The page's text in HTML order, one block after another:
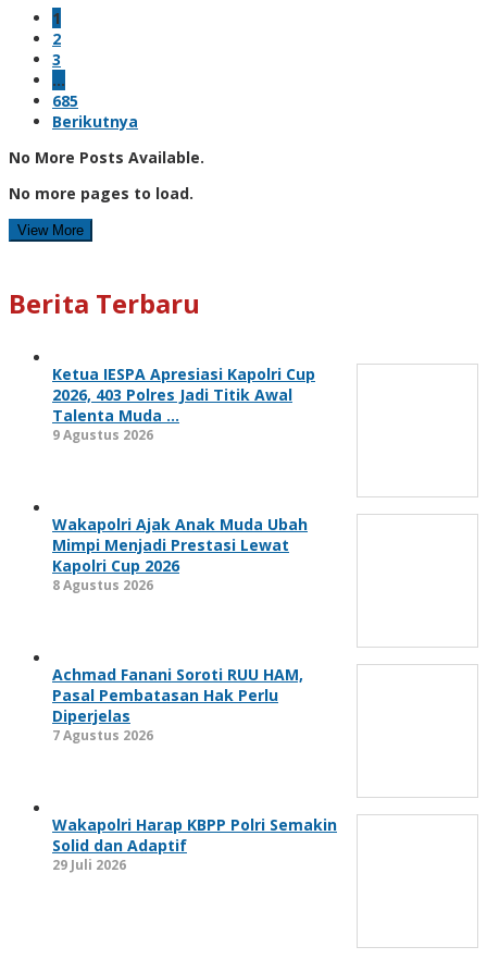
1
2
3
…
685
Berikutnya
No More Posts Available.
No more pages to load.
View More
Berita Terbaru
Ketua IESPA Apresiasi Kapolri Cup
2026, 403 Polres Jadi Titik Awal
Talenta Muda …
9 Agustus 2026
Wakapolri Ajak Anak Muda Ubah
Mimpi Menjadi Prestasi Lewat
Kapolri Cup 2026
8 Agustus 2026
Achmad Fanani Soroti RUU HAM,
Pasal Pembatasan Hak Perlu
Diperjelas
7 Agustus 2026
Wakapolri Harap KBPP Polri Semakin
Solid dan Adaptif
29 Juli 2026